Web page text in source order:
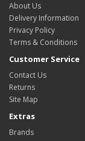
About Us
Delivery Information
Privacy Policy
Terms & Conditions
Customer Service
Contact Us
Returns
Site Map
Extras
Brands